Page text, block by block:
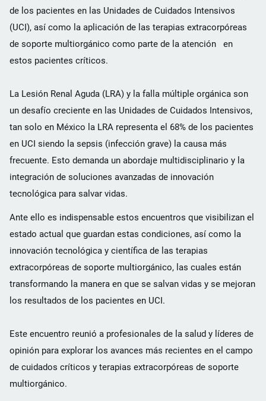
de los pacientes en las Unidades de Cuidados Intensivos
(UCI), así como la aplicación de las terapias extracorpóreas
de soporte multiorgánico como parte de la atención en
estos pacientes críticos.
La Lesión Renal Aguda (LRA) y la falla múltiple orgánica son
un desafío creciente en las Unidades de Cuidados Intensivos,
tan solo en México la LRA representa el 68% de los pacientes
en UCI siendo la sepsis (infección grave) la causa más
frecuente. Esto demanda un abordaje multidisciplinario y la
integración de soluciones avanzadas de innovación
tecnológica para salvar vidas.
Ante ello es indispensable estos encuentros que visibilizan el
estado actual que guardan estas condiciones, así como la
innovación tecnológica y científica de las terapias
extracorpóreas de soporte multiorgánico, las cuales están
transformando la manera en que se salvan vidas y se mejoran
los resultados de los pacientes en UCI.
Este encuentro reunió a profesionales de la salud y líderes de
opinión para explorar los avances más recientes en el campo
de cuidados críticos y terapias extracorpóreas de soporte
multiorgánico.